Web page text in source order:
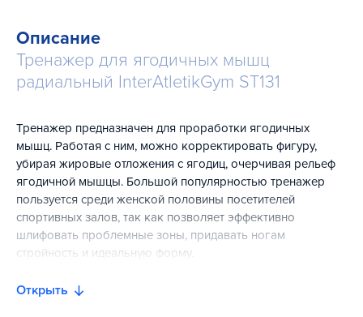
Описание
Тренажер для ягодичных мышц
радиальный InterAtletikGym ST131
Тренажер предназначен для проработки ягодичных
мышц. Работая с ним, можно корректировать фигуру,
убирая жировые отложения с ягодиц, очерчивая рельеф
ягодичной мышцы. Большой популярностью тренажер
пользуется среди женской половины посетителей
спортивных залов, так как позволяет эффективно
шлифовать проблемные зоны, придавать ногам
стройность и идеальную форму.
Также тренажер для ягодичных мышц популярен среди
Открыть